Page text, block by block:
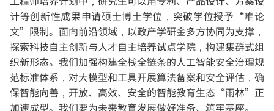
计等创新性成果申请硕士博士学位，突破学位授予“唯论
文”限制。面向前沿领域，以政产学研金多方协同为支撑，
探索科技自主创新与人才自主培养试点学院，构建集群式组
织新形态。我们加强构建全栈全链条的人工智能安全治理规
范标准体系，对大模型和工具开展算法备案和安全评估，确
保智能向善，开放、高效、安全的智能教育生态“雨林”正
加速成型。我们要为未来教育发展做好准备、筑牢基座。